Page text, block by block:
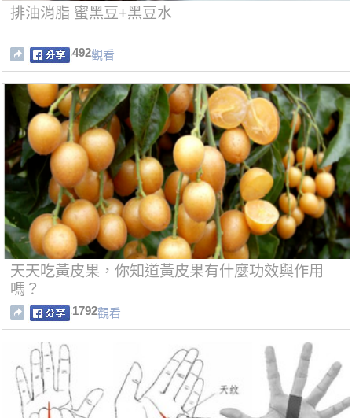
排油消脂 蜜黑豆+黑豆水
492觀看
天天吃黃皮果，你知道黃皮果有什麼功效與作用
嗎？
1792觀看